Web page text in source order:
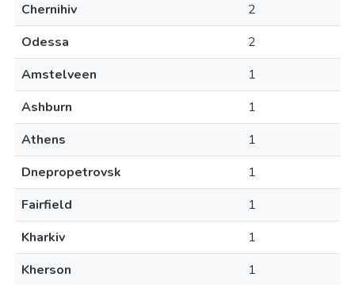
Chernihiv
2
Odessa
2
Amstelveen
1
Ashburn
1
Athens
1
Dnepropetrovsk
1
Fairfield
1
Kharkiv
1
Kherson
1